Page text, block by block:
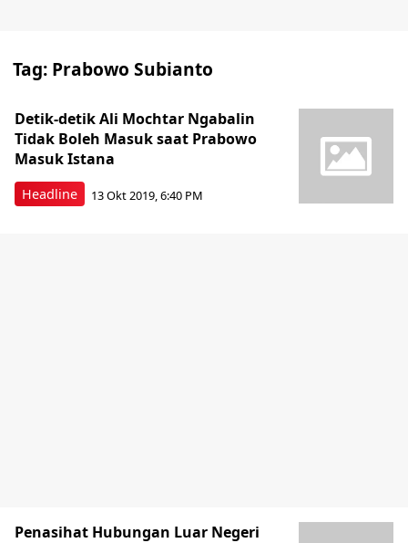
Tag: Prabowo Subianto
Headline
Detik-detik Ali Mochtar Ngabalin
Tidak Boleh Masuk saat Prabowo
Masuk Istana
13 Okt 2019, 6:40 PM
Penasihat Hubungan Luar Negeri